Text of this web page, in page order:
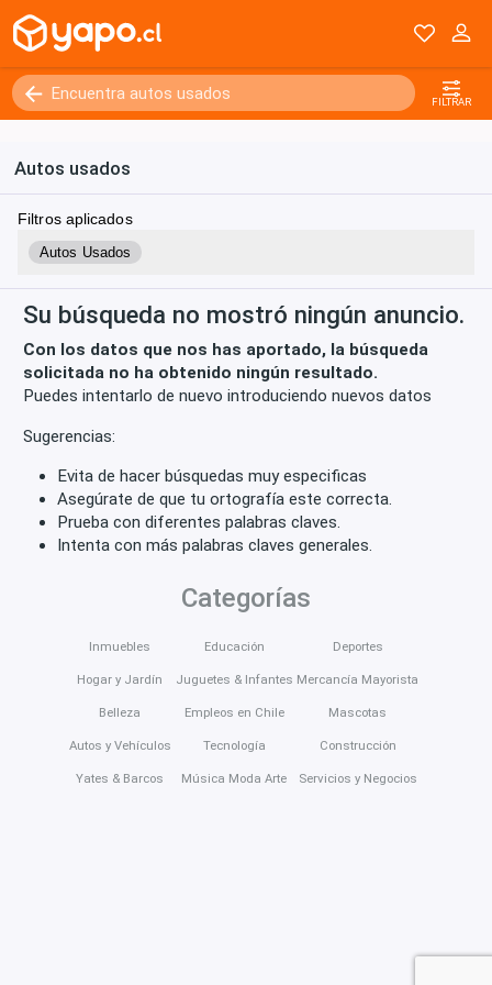
FILTRAR
Autos usados
Filtros aplicados
Autos Usados
Su búsqueda no mostró ningún anuncio.
Con los datos que nos has aportado, la búsqueda
solicitada no ha obtenido ningún resultado.
Puedes intentarlo de nuevo introduciendo nuevos datos
Sugerencias:
Evita de hacer búsquedas muy especificas
Asegúrate de que tu ortografía este correcta.
Prueba con diferentes palabras claves.
Intenta con más palabras claves generales.
Categorías
Inmuebles
Hogar y Jardín
Belleza
Autos y Vehículos
Yates & Barcos
Educación
Juguetes & Infantes
Empleos en Chile
Tecnología
Música Moda Arte
Deportes
Mercancía Mayorista
Mascotas
Construcción
Servicios y Negocios
Kilómetros